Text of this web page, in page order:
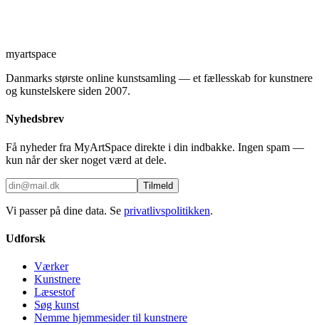
myartspace
Danmarks største online kunstsamling — et fællesskab for kunstnere
og kunstelskere siden 2007.
Nyhedsbrev
Få nyheder fra MyArtSpace direkte i din indbakke. Ingen spam —
kun når der sker noget værd at dele.
Tilmeld
Vi passer på dine data. Se privatlivspolitikken.
Udforsk
Værker
Kunstnere
Læsestof
Søg kunst
Nemme hjemmesider til kunstnere